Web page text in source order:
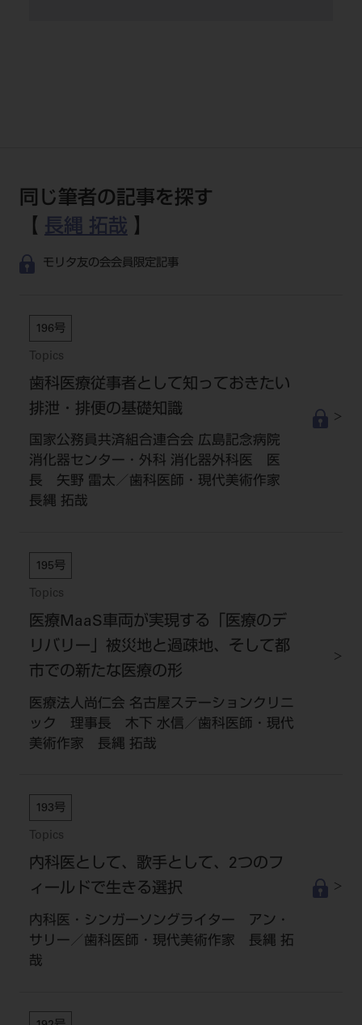
同じ筆者の記事を探す
【 長縄 拓哉 】
モリタ友の会会員限定記事
196号
Topics
歯科医療従事者として知っておきたい
排泄・排便の基礎知識
国家公務員共済組合連合会 広島記念病院
消化器センター・外科 消化器外科医 医
長 矢野 雷太／歯科医師・現代美術作家
長縄 拓哉
195号
Topics
医療MaaS車両が実現する「医療のデ
リバリー」被災地と過疎地、そして都
市での新たな医療の形
医療法人尚仁会 名古屋ステーションクリニ
ック 理事長 木下 水信／歯科医師・現代
美術作家 長縄 拓哉
193号
Topics
内科医として、歌手として、2つのフ
ィールドで生きる選択
内科医・シンガーソングライター アン・
サリー／歯科医師・現代美術作家 長縄 拓
哉